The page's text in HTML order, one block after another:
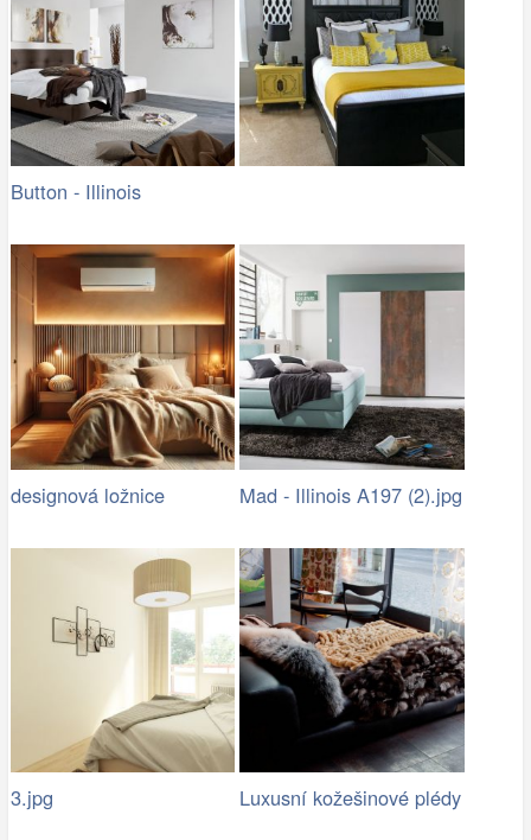
Button - Illinois
designová ložnice Mad - Illinois A197 (2).jpg
3.jpg Luxusní kožešinové plédy